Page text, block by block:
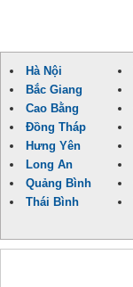
Hà Nội
Bắc Giang
Cao Bằng
Đồng Tháp
Hưng Yên
Long An
Quảng Bình
Thái Bình